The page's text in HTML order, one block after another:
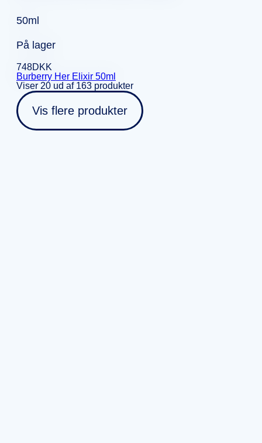
50ml
På lager
748DKK
Burberry Her Elixir 50ml
Viser 20 ud af 163 produkter
Vis flere produkter